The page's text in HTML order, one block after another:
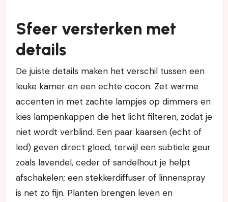
Sfeer versterken met
details
De juiste details maken het verschil tussen een
leuke kamer en een echte cocon. Zet warme
accenten in met zachte lampjes op dimmers en
kies lampenkappen die het licht filteren, zodat je
niet wordt verblind. Een paar kaarsen (echt of
led) geven direct gloed, terwijl een subtiele geur
zoals lavendel, ceder of sandelhout je helpt
afschakelen; een stekkerdiffuser of linnenspray
is net zo fijn. Planten brengen leven en